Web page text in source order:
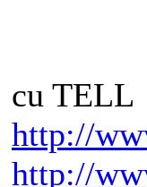
cu TELL
http://
http://